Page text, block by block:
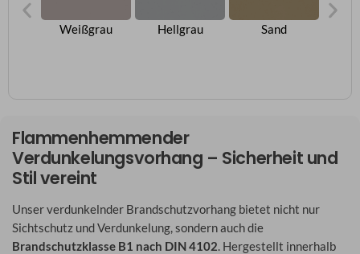
Weißgrau Hellgrau Sand
Flammenhemmender
Verdunkelungsvorhang – Sicherheit und
Stil vereint
Unser verdunkelnder Brandschutzvorhang bietet nicht nur
Sichtschutz und Verdunkelung, sondern auch die
Brandschutzklasse B1 nach DIN 4102. Hergestellt innerhalb